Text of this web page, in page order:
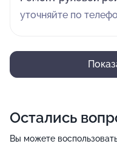
уточняйте по
Остались
Вы можете